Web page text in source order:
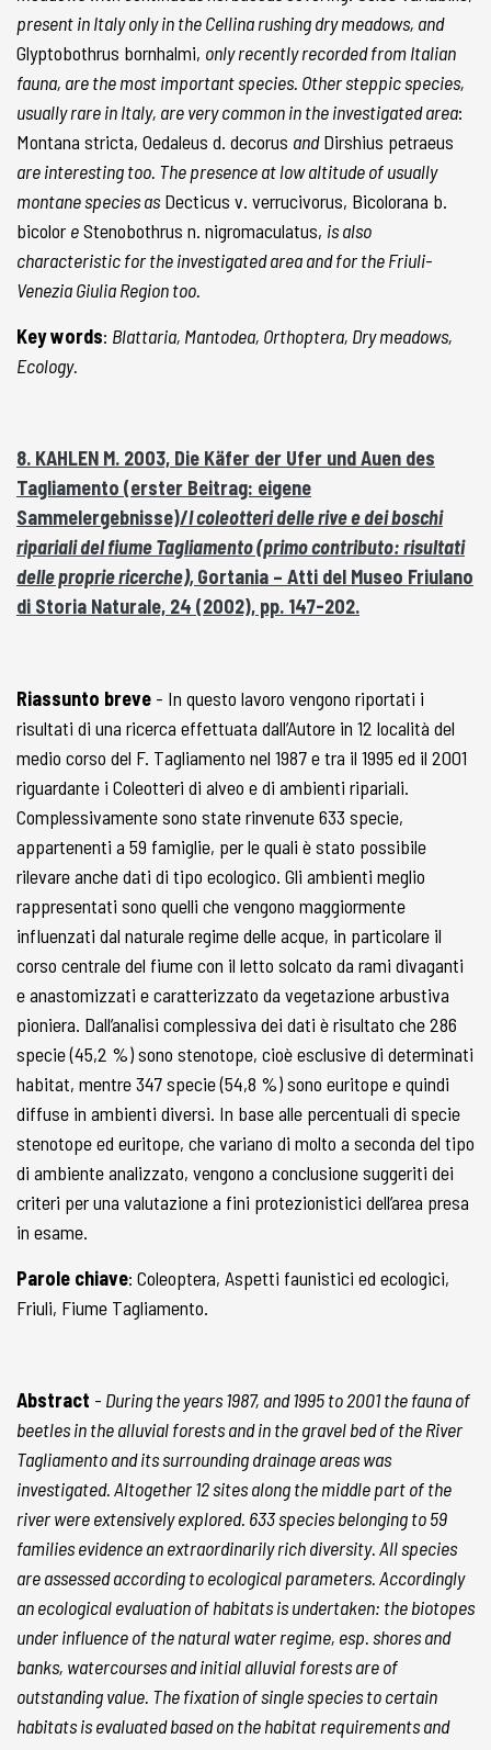
present in Italy only in the Cellina rushing dry meadows, and
Glyptobothrus bornhalmi, only recently recorded from Italian
fauna, are the most important species. Other steppic species,
usually rare in Italy, are very common in the investigated area:
Montana stricta, Oedaleus d. decorus andDirshius petraeus
are interesting too. The presence at low altitude of usually
montane species asDecticus v. verrucivorus, Bicolorana b.
bicolor eStenobothrus n. nigromaculatus, is also
characteristic for the investigated area and for the Friuli-
Venezia Giulia Region too.
Key words: Blattaria, Mantodea, Orthoptera, Dry meadows,
Ecology.
8. KAHLEN M. 2003, Die Käfer der Ufer und Auen des
Tagliamento (erster Beitrag: eigene
Sammelergebnisse)/I coleotteri delle rive e dei boschi
ripariali del fiume Tagliamento (primo contributo: risultati
delle proprie ricerche),Gortania – Atti del Museo Friulano
di Storia Naturale, 24 (2002), pp. 147-202.
Riassunto breve - In questo lavoro vengono riportati i
risultati di una ricerca effettuata dall’Autore in 12 località del
medio corso del F. Tagliamento nel 1987 e tra il 1995 ed il 2001
riguardante i Coleotteri di alveo e di ambienti ripariali.
Complessivamente sono state rinvenute 633 specie,
appartenenti a 59 famiglie, per le quali è stato possibile
rilevare anche dati di tipo ecologico. Gli ambienti meglio
rappresentati sono quelli che vengono maggiormente
influenzati dal naturale regime delle acque, in particolare il
corso centrale del fiume con il letto solcato da rami divaganti
e anastomizzati e caratterizzato da vegetazione arbustiva
pioniera. Dall’analisi complessiva dei dati è risultato che 286
specie (45,2 %) sono stenotope, cioè esclusive di determinati
habitat, mentre 347 specie (54,8 %) sono euritope e quindi
diffuse in ambienti diversi. In base alle percentuali di specie
stenotope ed euritope, che variano di molto a seconda del tipo
di ambiente analizzato, vengono a conclusione suggeriti dei
criteri per una valutazione a fini protezionistici dell’area presa
in esame.
Parole chiave: Coleoptera, Aspetti faunistici ed ecologici,
Friuli, Fiume Tagliamento.
Abstract - During the years 1987, and 1995 to 2001 the fauna of
beetles in the alluvial forests and in the gravel bed of the River
Tagliamento and its surrounding drainage areas was
investigated. Altogether 12 sites along the middle part of the
river were extensively explored. 633 species belonging to 59
families evidence an extraordinarily rich diversity. All species
are assessed according to ecological parameters. Accordingly
an ecological evaluation of habitats is undertaken: the biotopes
under influence of the natural water regime, esp. shores and
banks, watercourses and initial alluvial forests are of
outstanding value. The fixation of single species to certain
habitats is evaluated based on the habitat requirements and